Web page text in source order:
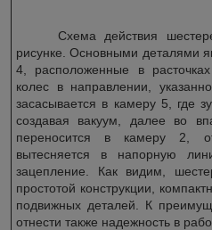
Схема действия
рисунке. Основными деталями
4, расположенные в
колес в направлении,
засасывается в камеру 5, где
создавая вакуум, далее во
переносится в камеру 2,
вытесняется в напорную
зацепление. Как видим,
простотой конструкции,
подвижных деталей. К
отнести также надежность в